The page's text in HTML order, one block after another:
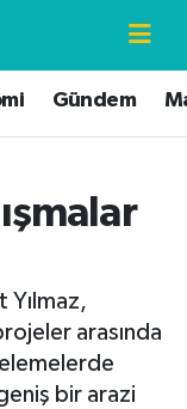
Gündem
Yılmaz,
arasında
bir arazi